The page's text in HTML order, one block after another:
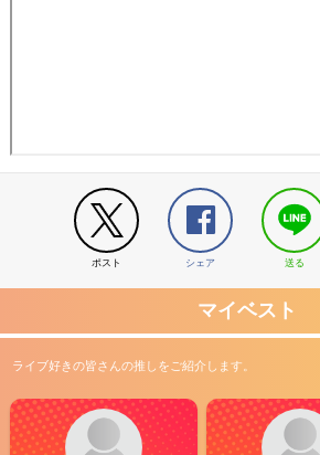
ポスト シェア 送る
マイベスト
ライブ好きの皆さんの推しをご紹介します。